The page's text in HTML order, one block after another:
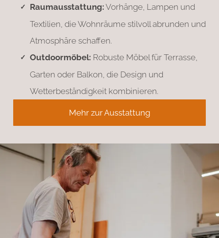
Raumausstattung: Vorhänge, Lampen und
Textilien, die Wohnräume stilvoll abrunden und
Atmosphäre schaffen.
Outdoormöbel: Robuste Möbel für Terrasse,
Garten oder Balkon, die Design und
Wetterbeständigkeit kombinieren.
Mehr zur Ausstattung